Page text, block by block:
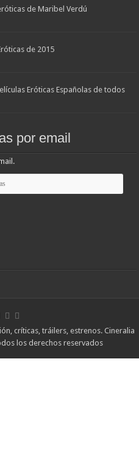
de Maribel Verdú
de 2015
Eróticas Españolas de todos
por email
críticas, tráilers, estrenos. Cineralia
los derechos reservados